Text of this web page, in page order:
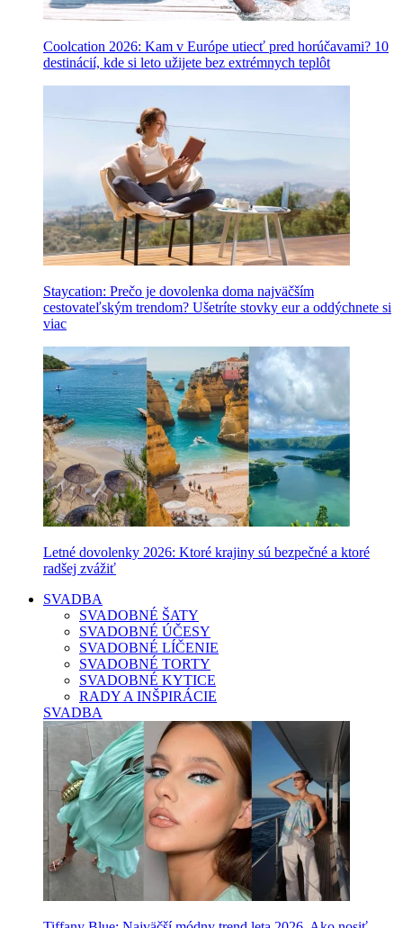
Coolcation 2026: Kam v Európe utiecť pred horúčavami? 10
destinácií, kde si leto užijete bez extrémnych teplôt
Staycation: Prečo je dovolenka doma najväčším
cestovateľským trendom? Ušetríte stovky eur a oddýchnete si
viac
Letné dovolenky 2026: Ktoré krajiny sú bezpečné a ktoré
radšej zvážiť
SVADBA
SVADOBNÉ ŠATY
SVADOBNÉ ÚČESY
SVADOBNÉ LÍČENIE
SVADOBNÉ TORTY
SVADOBNÉ KYTICE
RADY A INŠPIRÁCIE
SVADBA